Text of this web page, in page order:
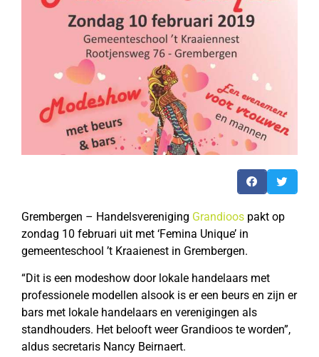
Grembergen – Handelsvereniging Grandioos pakt op
zondag 10 februari uit met ‘Femina Unique’ in
gemeenteschool ’t Kraaienest in Grembergen.
“Dit is een modeshow door lokale handelaars met
professionele modellen alsook is er een beurs en zijn er
bars met lokale handelaars en verenigingen als
standhouders. Het belooft weer Grandioos te worden”,
aldus secretaris Nancy Beirnaert.